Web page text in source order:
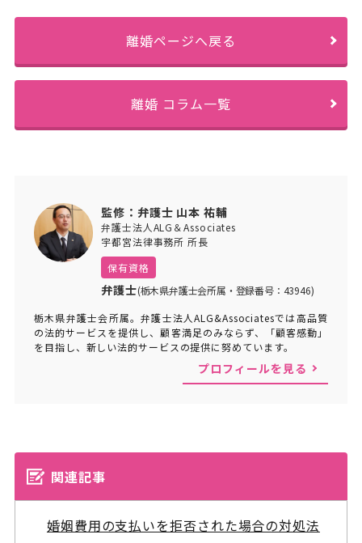
離婚ページへ戻る
離婚 コラム一覧
監修：弁護士 山本 祐輔
弁護士法人ALG＆Associates
宇都宮法律事務所 所長
保有資格
弁護士(栃木県弁護士会所属・登録番号：43946)
栃木県弁護士会所属。弁護士法人ALG&Associatesでは高品質
の法的サービスを提供し、顧客満足のみならず、「顧客感動」
を目指し、新しい法的サービスの提供に努めています。
プロフィールを見る
関連記事
婚姻費用の支払いを拒否された場合の対処法